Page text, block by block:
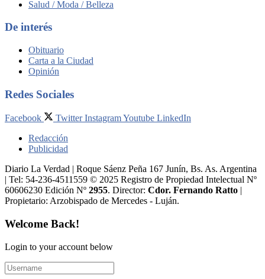
Salud / Moda / Belleza
De interés
Obituario
Carta a la Ciudad
Opinión
Redes Sociales
Facebook Twitter InstagramYoutube LinkedIn
Redacción
Publicidad
Diario La Verdad | Roque Sáenz Peña 167 Junín, Bs. As. Argentina
| Tel: 54-236-4511559 © 2025 Registro de Propiedad Intelectual Nº
60606230 Edición Nº 2955. Director:​ Cdor. Fernando Ratto |
Propietario:​ Arzobispado de Mercedes - Luján.
Welcome Back!
Login to your account below